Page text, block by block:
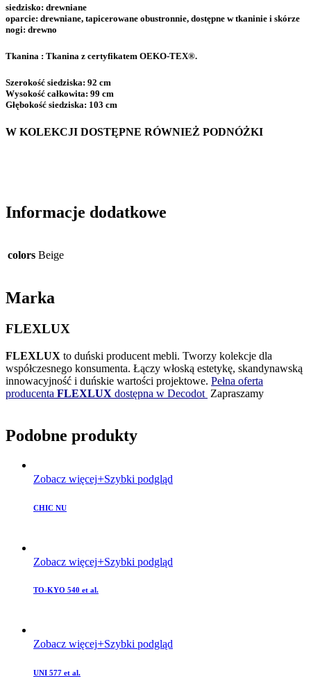
siedzisko: drewniane
oparcie: drewniane, tapicerowane obustronnie, dostępne w tkaninie i skórze
nogi: drewno
Tkanina : Tkanina z certyfikatem OEKO-TEX®.
Szerokość siedziska: 92 cm
Wysokość całkowita: 99 cm
Głębokość siedziska: 103 cm
W KOLEKCJI DOSTĘPNE RÓWNIEŻ PODNÓŻKI
Informacje dodatkowe
colors Beige
Marka
FLEXLUX
FLEXLUX to duński producent mebli. Tworzy kolekcje dla
współczesnego konsumenta. Łączy włoską estetykę, skandynawską
innowacyjność i duńskie wartości projektowe. Pełna oferta
producenta FLEXLUX dostępna w Decodot Zapraszamy
Podobne produkty
Zobacz więcej Szybki podgląd
CHIC NU
Zobacz więcej Szybki podgląd
TO-KYO 540 et al.
Zobacz więcej Szybki podgląd
UNI 577 et al.